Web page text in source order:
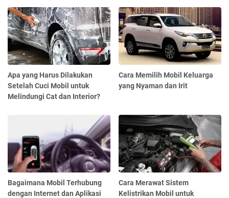
Apa yang Harus Dilakukan
Setelah Cuci Mobil untuk
Melindungi Cat dan Interior?
Cara Memilih Mobil Keluarga
yang Nyaman dan Irit
Bagaimana Mobil Terhubung
dengan Internet dan Aplikasi
Cara Merawat Sistem
Kelistrikan Mobil untuk